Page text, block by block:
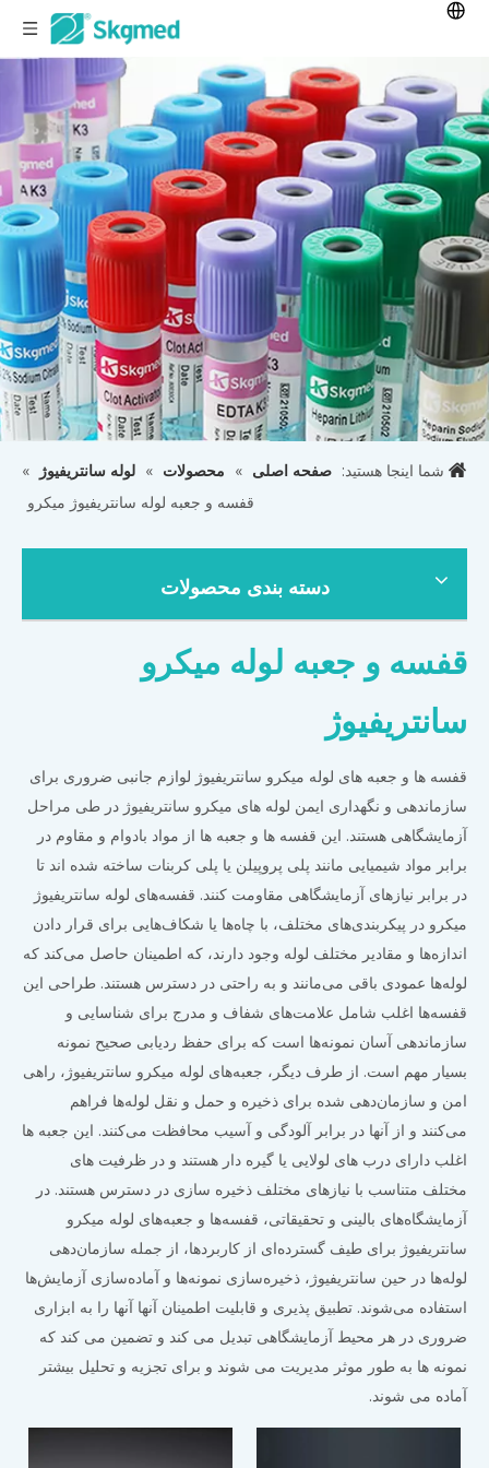
شما اینجا هستید: صفحه اصلی » محصولات » لوله سانتریفیوژ
»
قفسه و جعبه لوله سانتریفیوژ میکرو
دسته بندی محصولات
قفسه و جعبه لوله میکرو
سانتریفیوژ
قفسه ها و جعبه های لوله میکرو سانتریفیوژ لوازم جانبی ضروری برای
سازماندهی و نگهداری ایمن لوله های میکرو سانتریفیوژ در طی مراحل
آزمایشگاهی هستند. این قفسه ها و جعبه ها از مواد بادوام و مقاوم در
برابر مواد شیمیایی مانند پلی پروپیلن یا پلی کربنات ساخته شده اند تا
در برابر نیازهای آزمایشگاهی مقاومت کنند. قفسه‌های لوله سانتریفیوژ
میکرو در پیکربندی‌های مختلف، با چاه‌ها یا شکاف‌هایی برای قرار دادن
اندازه‌ها و مقادیر مختلف لوله وجود دارند، که اطمینان حاصل می‌کند که
لوله‌ها عمودی باقی می‌مانند و به راحتی در دسترس هستند. طراحی این
قفسه‌ها اغلب شامل علامت‌های شفاف و مدرج برای شناسایی و
سازماندهی آسان نمونه‌ها است که برای حفظ ردیابی صحیح نمونه
بسیار مهم است. از طرف دیگر، جعبه‌های لوله میکرو سانتریفیوژ، راهی
امن و سازمان‌دهی شده برای ذخیره و حمل و نقل لوله‌ها فراهم
می‌کنند و از آنها در برابر آلودگی و آسیب محافظت می‌کنند. این جعبه ها
اغلب دارای درب های لولایی یا گیره دار هستند و در ظرفیت های
مختلف متناسب با نیازهای مختلف ذخیره سازی در دسترس هستند. در
آزمایشگاه‌های بالینی و تحقیقاتی، قفسه‌ها و جعبه‌های لوله میکرو
سانتریفیوژ برای طیف گسترده‌ای از کاربردها، از جمله سازمان‌دهی
لوله‌ها در حین سانتریفیوژ، ذخیره‌سازی نمونه‌ها و آماده‌سازی آزمایش‌ها
استفاده می‌شوند. تطبیق پذیری و قابلیت اطمینان آنها آنها را به ابزاری
ضروری در هر محیط آزمایشگاهی تبدیل می کند و تضمین می کند که
نمونه ها به طور موثر مدیریت می شوند و برای تجزیه و تحلیل بیشتر
آماده می شوند.